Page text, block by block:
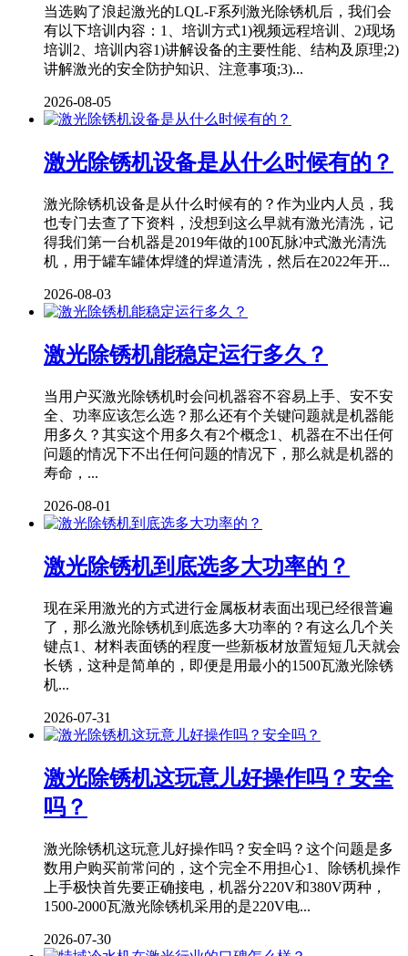
当选购了浪起激光的LQL-F系列激光除锈机后，我们会
有以下培训内容：1、培训方式1)视频远程培训、2)现场
培训2、培训内容1)讲解设备的主要性能、结构及原理;2)
讲解激光的安全防护知识、注意事项;3)...
2026-08-05
激光除锈机设备是从什么时候有的？
激光除锈机设备是从什么时候有的？作为业内人员，我
也专门去查了下资料，没想到这么早就有激光清洗，记
得我们第一台机器是2019年做的100瓦脉冲式激光清洗
机，用于罐车罐体焊缝的焊道清洗，然后在2022年开...
2026-08-03
激光除锈机能稳定运行多久？
当用户买激光除锈机时会问机器容不容易上手、安不安
全、功率应该怎么选？那么还有个关键问题就是机器能
用多久？其实这个用多久有2个概念1、机器在不出任何
问题的情况下不出任何问题的情况下，那么就是机器的
寿命，...
2026-08-01
激光除锈机到底选多大功率的？
现在采用激光的方式进行金属板材表面出现已经很普遍
了，那么激光除锈机到底选多大功率的？有这么几个关
键点1、材料表面锈的程度一些新板材放置短短几天就会
长锈，这种是简单的，即便是用最小的1500瓦激光除锈
机...
2026-07-31
激光除锈机这玩意儿好操作吗？安全
吗？
激光除锈机这玩意儿好操作吗？安全吗？这个问题是多
数用户购买前常问的，这个完全不用担心1、除锈机操作
上手极快首先要正确接电，机器分220V和380V两种，
1500-2000瓦激光除锈机采用的是220V电...
2026-07-30